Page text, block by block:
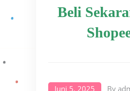
Beli
Juni 5, 2025 By